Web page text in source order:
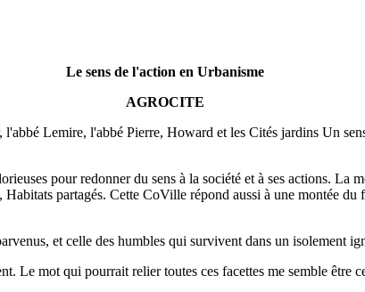
Le sens de l'action en Urbanisme
AGROCITE
Lemire, l'abbé Pierre, Howard et les Cités jardins Un
pour redonner du sens à la société et à ses actions. La
partagés. Cette CoVille répond aussi à une montée
et celle des humbles qui survivent dans un isolement
Le mot qui pourrait relier toutes ces facettes me semble être